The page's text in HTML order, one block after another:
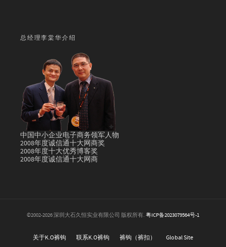
总经理李棠华介绍
中国中小企业电子商务领军人物
2008年度诚信通十大网商奖
2008年度十大优秀博客奖
2008年度诚信通十大网商
©2002-2026 深圳大石久恒实业有限公司 版权所有. 粤ICP备2023079564号-1
关于K.O裤钩 联系K.O裤钩 裤钩（裤扣） Global Site